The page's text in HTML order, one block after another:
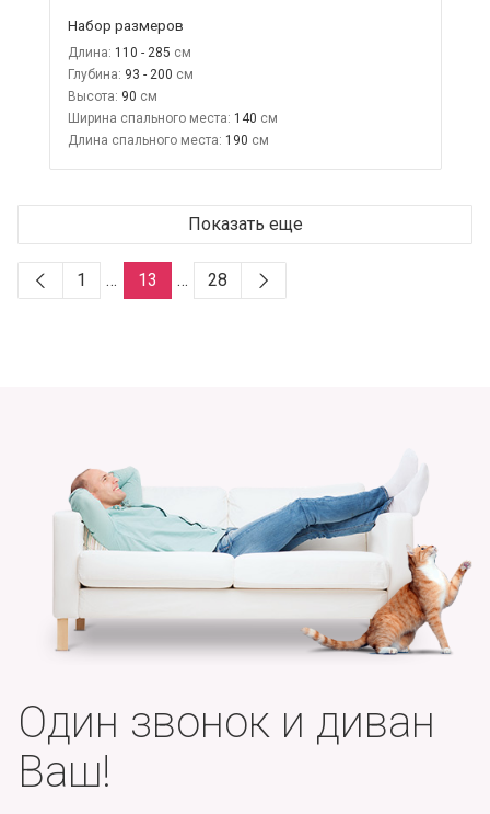
Набор размеров
Длина: 110 - 285
Глубина: 93 - 200
Высота: 90
Ширина спального места: 140
Длина спального места: 190
Показать еще
1 … 13 … 28
Один звонок и диван
Ваш!